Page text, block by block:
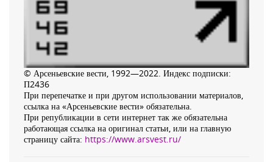
© Арсеньевские вести, 1992—2022. Индекс подписки:
П2436
При перепечатке и при другом использовании материалов,
ссылка на «Арсеньевские вести» обязательна.
При републикации в сети интернет так же обязательна
работающая ссылка на оригинал статьи, или на главную
страницу сайта: https://www.arsvest.ru/